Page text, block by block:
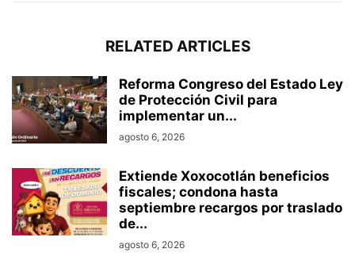
RELATED ARTICLES
Reforma Congreso del Estado Ley
de Protección Civil para
implementar un...
agosto 6, 2026
Extiende Xoxocotlán beneficios
fiscales; condona hasta
septiembre recargos por traslado
de...
agosto 6, 2026